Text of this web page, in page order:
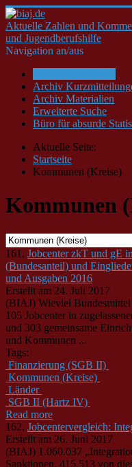
Aktuelle Zahlen und
und Jugendberufshilfe
Navigation an/aus
Archiv
Archiv Materialien
Erweiterte Suche
Büro für absurde
Aktuelle Seite:
Startseite
Kommunen (Kreise)
Kommunen
161. Jobcenter zkT und gE
(Bundesanteil) und
und Ausgaben 2016
Erstellt am 24. Juli 2017
(BIAJ) Wieviel Bundesmittel
105 Jobcenter in
und 303 gemeinsame
und Kommunen ...
Tags:
Finanzierung (SGB II)
Kommunen (Kreise)
Länder
SGB II (Hartz IV)
Read more
162. Jobcentervergleich:
Erstellt am 26. Juni 2017
(BIAJ) 1.060.037
Sanktionen, 415.513 von